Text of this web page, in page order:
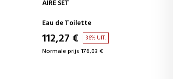
AGUA MAR DE CORAL
Eau de Toilette
54,06 € 41% UIT.
Normale prijs 92,17 €